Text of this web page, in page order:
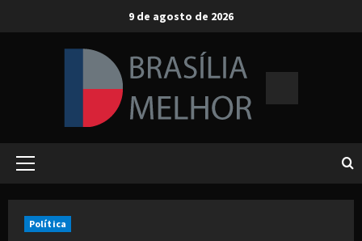
9 de agosto de 2026
Primary
Política